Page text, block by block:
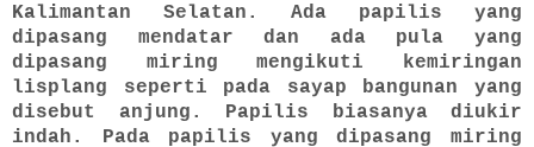
Kalimantan Selatan. Ada papilis yang
dipasang mendatar dan ada pula yang
dipasang miring mengikuti kemiringan
lisplang seperti pada sayap bangunan yang
disebut anjung. Papilis biasanya diukir
indah. Pada papilis yang dipasang miring